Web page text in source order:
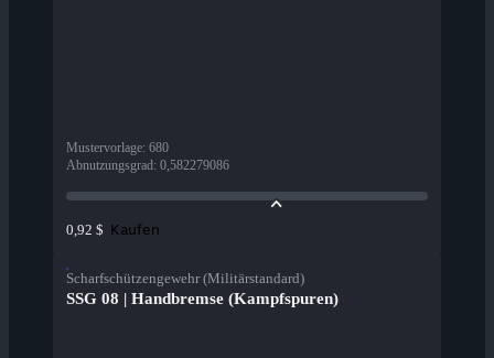
Mustervorlage: 680
Abnutzungsgrad: 0,582279086
0,92 $ Kaufen
Scharfschützengewehr (Militärstandard)
SSG 08 | Handbremse (Kampfspuren)